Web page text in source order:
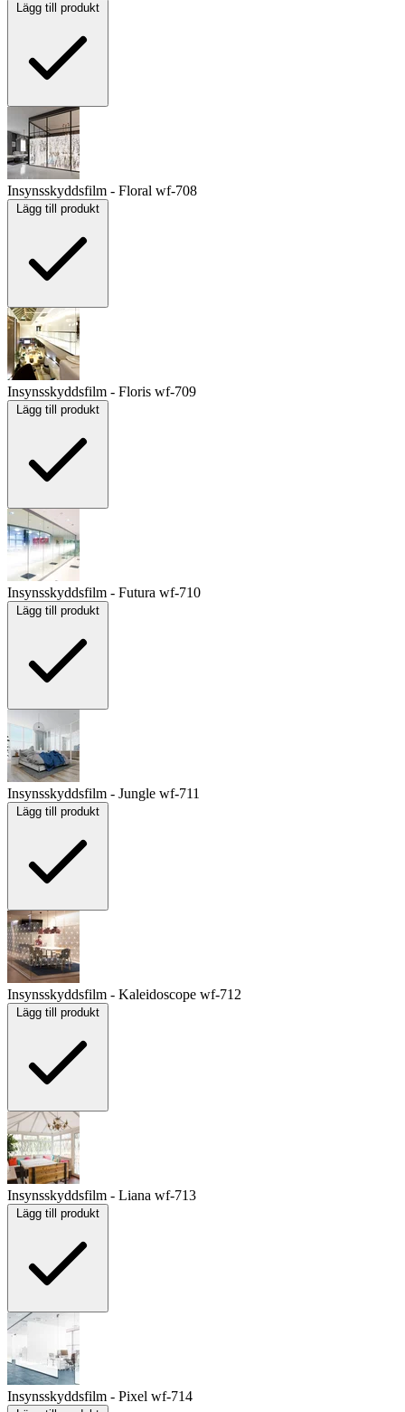
Lägg till produkt
Insynsskyddsfilm - Floral wf-708
Lägg till produkt
Insynsskyddsfilm - Floris wf-709
Lägg till produkt
Insynsskyddsfilm - Futura wf-710
Lägg till produkt
Insynsskyddsfilm - Jungle wf-711
Lägg till produkt
Insynsskyddsfilm - Kaleidoscope wf-712
Lägg till produkt
Insynsskyddsfilm - Liana wf-713
Lägg till produkt
Insynsskyddsfilm - Pixel wf-714